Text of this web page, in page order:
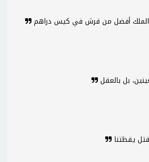
أفضل من قرش في كيس دراهم
بل بالعقل
يقظتنا